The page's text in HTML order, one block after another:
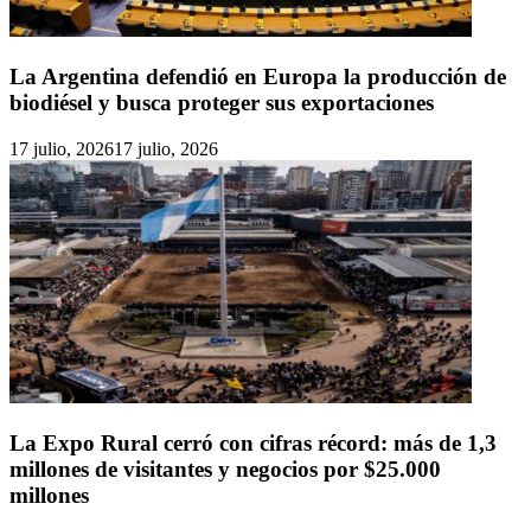
La Argentina defendió en Europa la producción de
biodiésel y busca proteger sus exportaciones
17 julio, 202617 julio, 2026
La Expo Rural cerró con cifras récord: más de 1,3
millones de visitantes y negocios por $25.000
millones